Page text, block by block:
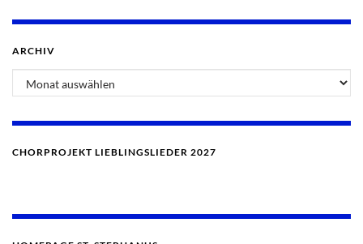
ARCHIV
CHORPROJEKT LIEBLINGSLIEDER 2027